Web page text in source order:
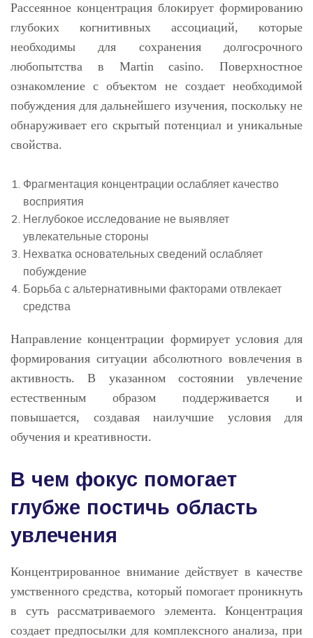
Рассеянное концентрация блокирует формированию
глубоких когнитивных ассоциаций, которые
необходимы для сохранения долгосрочного
любопытства в Martin casino. Поверхностное
ознакомление с объектом не создает необходимой
побуждения для дальнейшего изучения, поскольку не
обнаруживает его скрытый потенциал и уникальные
свойства.
Фрагментация концентрации ослабляет качество
восприятия
Неглубокое исследование не выявляет
увлекательные стороны
Нехватка основательных сведений ослабляет
побуждение
Борьба с альтернативными факторами отвлекает
средства
Направление концентрации формирует условия для
формирования ситуации абсолютного вовлечения в
активность. В указанном состоянии увлечение
естественным образом поддерживается и
повышается, создавая наилучшие условия для
обучения и креативности.
В чем фокус помогает
глубже постичь область
увлечения
Концентрированное внимание действует в качестве
умственного средства, который помогает проникнуть
в суть рассматриваемого элемента. Концентрация
создает предпосылки для комплексного анализа, при